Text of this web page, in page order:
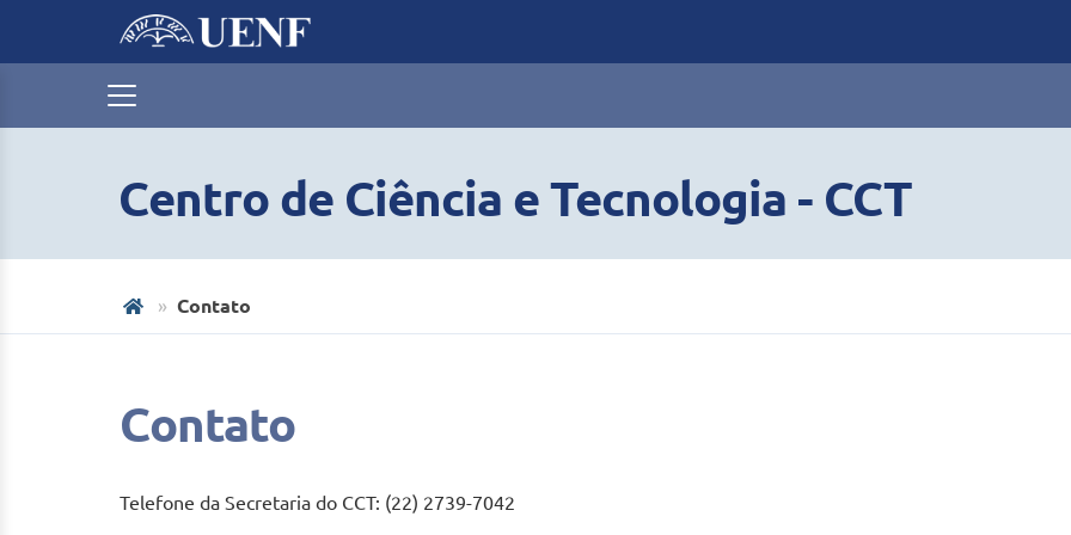
Centro de Ciência e Tecnologia - CCT
Contato
Contato
Telefone da Secretaria do CCT: (22) 2739-7042